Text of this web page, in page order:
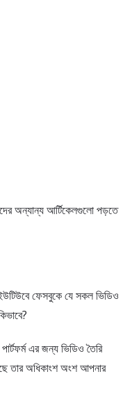
অন্যান্য আর্টিকেলগুলো পড়তে
ফেসবুকে যে সকল ভিডিও
এর জন্য ভিডিও তৈরি
তার অধিকাংশ অংশ আপনার